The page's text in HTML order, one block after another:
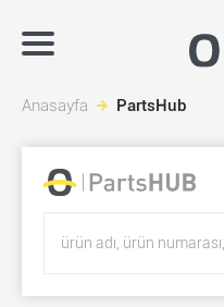
Anasayfa PartsHub